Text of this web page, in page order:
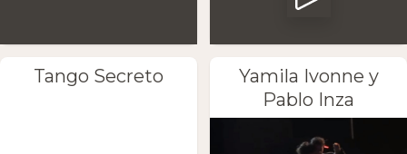
Tango Secreto
Yamila Ivonne y
Pablo Inza